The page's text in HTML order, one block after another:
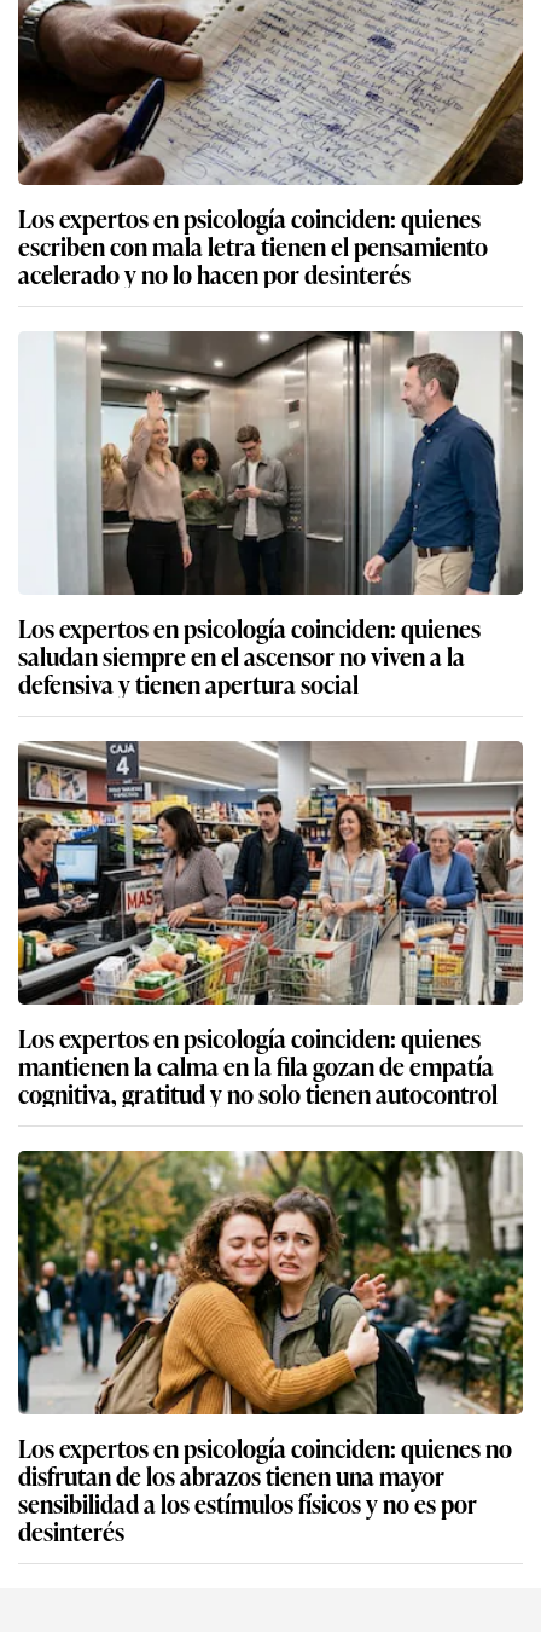
Los expertos en psicología coinciden: quienes
escriben con mala letra tienen el pensamiento
acelerado y no lo hacen por desinterés
Los expertos en psicología coinciden: quienes
saludan siempre en el ascensor no viven a la
defensiva y tienen apertura social
Los expertos en psicología coinciden: quienes
mantienen la calma en la fila gozan de empatía
cognitiva, gratitud y no solo tienen autocontrol
Los expertos en psicología coinciden: quienes no
disfrutan de los abrazos tienen una mayor
sensibilidad a los estímulos físicos y no es por
desinterés